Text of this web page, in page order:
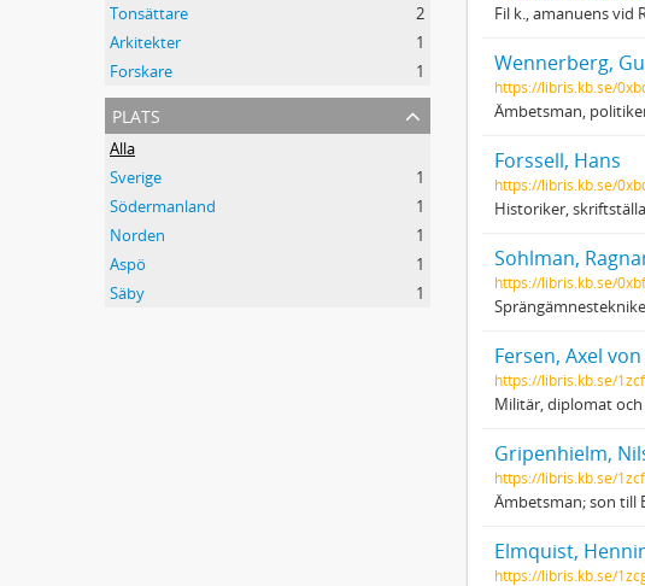
Tonsättare
2
Arkitekter
1
Forskare
1
plats
Alla
Sverige
1
Södermanland
1
Norden
1
Aspö
1
Säby
1
Fil k., amanuens vid
Wennerberg,
https://libris.kb.se/
Ämbetsman,
Forssell, Hans
https://libris.kb.se/
Historiker,
Sohlman,
https://libris.kb.se/
Fersen, Axel von
https://libris.kb.se/
Militär, diplomat
Gripenhielm,
https://libris.kb.se/
Ämbetsman; son till
Elmquist,
https://libris.kb.se/